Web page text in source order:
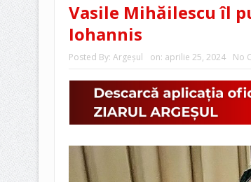
Vasile Mihăilescu îl
Iohannis
Posted By: Argeşul on: aprilie 25, 2024 No